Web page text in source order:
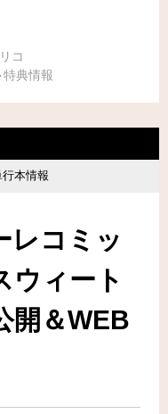
コ
特典情報
行本情報
レコミッ
ウィート
開＆WEB